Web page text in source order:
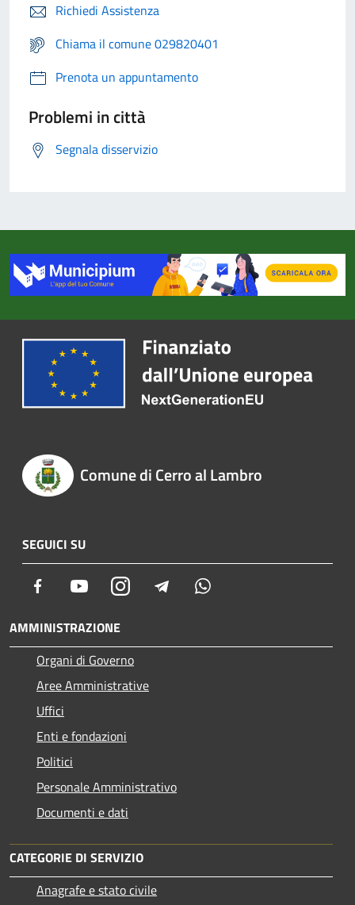
Richiedi Assistenza
Chiama il comune 029820401
Prenota un appuntamento
Problemi in città
Segnala disservizio
Comune di Cerro al Lambro
SEGUICI SU
Facebook YoutubeInstagram Telegram
AMMINISTRAZIONE
Organi di Governo
Aree Amministrative
Uffici
Enti e fondazioni
Politici
Personale Amministrativo
Documenti e dati
CATEGORIE DI SERVIZIO
Anagrafe e stato civile